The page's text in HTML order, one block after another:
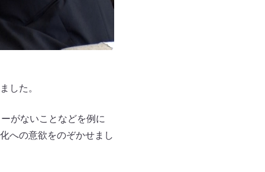
した。
がないことなどを例に
への意欲をのぞかせまし